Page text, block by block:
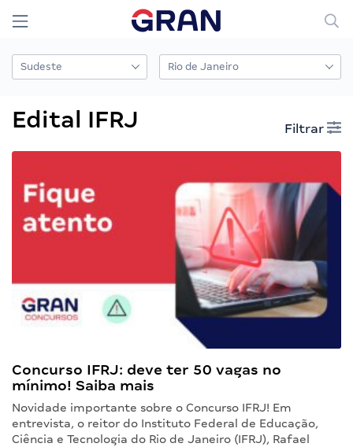
Edital IFRJ Filtrar
Concurso IFRJ: deve ter 50 vagas no
mínimo! Saiba mais
Novidade importante sobre o Concurso IFRJ! Em
entrevista, o reitor do Instituto Federal de Educação,
Ciência e Tecnologia do Rio de Janeiro (IFRJ), Rafael